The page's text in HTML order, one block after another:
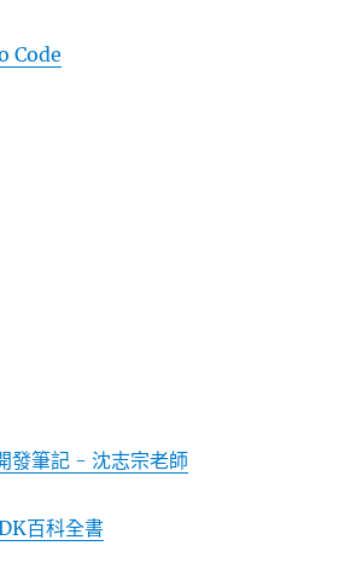
Code
發筆記 - 沈志宗老師
百科全書